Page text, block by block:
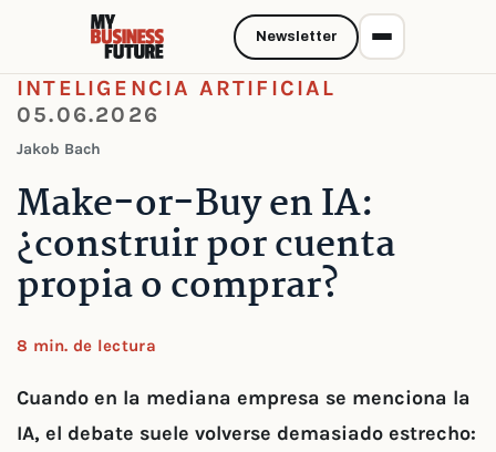
INTELIGENCIA ARTIFICIAL
05.06.2026
Jakob Bach
Make-or-Buy en IA:
¿construir por cuenta
propia o comprar?
8 min. de lectura
Cuando en la mediana empresa se menciona la
IA, el debate suele volverse demasiado estrecho:
Newsletter